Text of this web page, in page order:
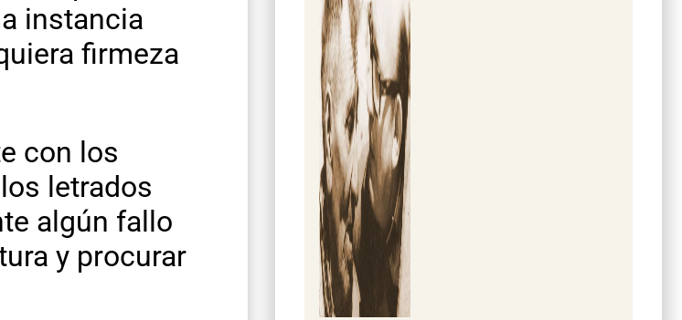
instancia
firmeza
con los
letrados
algún fallo
y procurar